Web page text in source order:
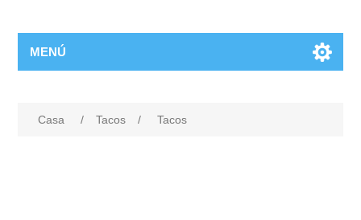
MENÚ
Casa / Tacos / Tacos